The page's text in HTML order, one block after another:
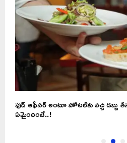
ఫుడ్ ఆఫీసర్ అంటూ హోటల్‌కు వచ్చి డబ్బు
ఏమైందంటే..!